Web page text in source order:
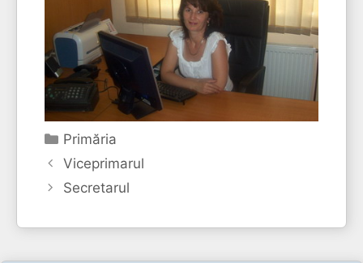
Categorii
Primăria
Viceprimarul
Secretarul